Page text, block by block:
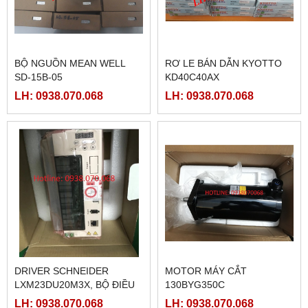
BỘ NGUỒN MEAN WELL
SD-15B-05
LH: 0938.070.068
RƠ LE BÁN DẪN KYOTTO
KD40C40AX
LH: 0938.070.068
DRIVER SCHNEIDER
LXM23DU20M3X, BỘ ĐIỀU
KHIỂN SERVO
LH: 0938.070.068
MOTOR MÁY CẮT
130BYG350C
LH: 0938.070.068